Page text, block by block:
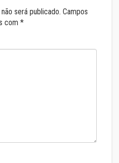
será publicado. Campos
com *